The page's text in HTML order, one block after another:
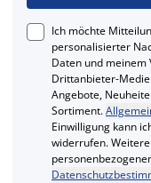
Ich möchte
personalisierter
Daten und meinem
Drittanbieter-
Angebote,
Sortiment.
Einwilligung kann
widerrufen.